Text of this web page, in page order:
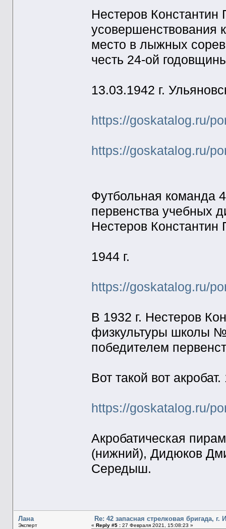
Нестеров Константин
усовершенствования
место в лыжных
честь 24-ой
13.03.1942 г.
https://goskatalog.ru/
https://goskatalog.ru/
Футбольная команда
первенства учебных
Нестеров Константин
1944 г.
https://goskatalog.ru/
В 1932 г. Нестеров
физкультуры школы
победителем
Вот такой вот акробат.
https://goskatalog.ru/
Акробатическая
(нижний), Дидюков
Середыш.
Лана
Эксперт
Re: 42 запасная стрелковая бригада, г.
« Reply #5 :27 Февраля 2021, 15:08:23 »